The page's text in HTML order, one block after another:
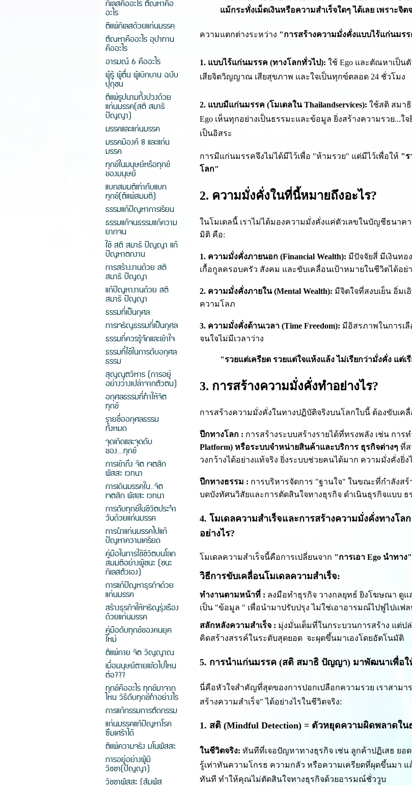
กิเลสคืออะไร ตัณหาคือ
อะไร
ตีแผ่กิเลสด้วยแก่นมรรค
ตัณหาคืออะไร อุปาทาน
คืออะไร
อารมณ์ 6 คืออะไร
ผู้รู้ ผู้ตื่น ผู้เบิกบาน ฉบับ
ปุถุชน
ตีแผ่รูปนามทั้งปวงด้วย
แก่นมรรค(สติ สมาธิ
ปัญญา)
มรรคและแก่นมรรค
มรรคมีองค์ 8 และแก่น
มรรค
ทุกข์ในมนุษย์หรือทุกข์
ของมนุษย์
แบกสมมติเท่ากับแบก
ทุกข์(ตีแผ่สมมติ)
ธรรมแก้ปัญหาการเรียน
ธรรมแก้จนธรรมแก้ความ
ยากจน
ใช้ สติ สมาธิ ปัญญา แก้
ปัญหาตกงาน
การสร้างงานด้วย สติ
สมาธิ ปัญญา
แก้ปัญหางานด้วย สติ
สมาธิ ปัญญา
ธรรมที่เป็นกุศล
การเจริญธรรมที่เป็นกุศล
ธรรมที่ควรรู้จักและเข้าใจ
ธรรมที่ใช้ในการดับอกุศล
ธรรม
สุญญตวิหาร (การอยู่
อย่างว่างเปล่าจากตัวตน)
อกุศลธรรมที่ทำให้จิต
ทุกข์
รายชื่ออกุศลธรรม
ทั้งหมด
จุดเกิดและจุดดับ
ของ...ทุกข์
การเข้าถึง จิต เจตสิก
ผัสสะ เวทนา
การเดินมรรคใน..จิต
เจตสิก ผัสสะ เวทนา
การดับทุกข์ในชีวิตประจำ
วันด้วยแก่นมรรค
การนำแก่นมรรคไปแก้
ปัญหาความเครียด
คู่มือในการใช้ชีวิตบนโลก
สมมติอย่างผู้ชนะ (ชนะ
กิเลสตัวเอง)
การแก้ปัญหาธุรกิจด้วย
แก่นมรรค
สร้างธุรกิจให้เจริญรุ่งเรือง
ด้วยแก่นมรรค
คู่มือดับทุกข์ของคนยุค
ใหม่
ตีแผ่กาย จิต วิญญาณ
เมื่อมนุษย์ตายแล้วไปไหน
ต่อ???
ทุกข์คืออะไร ทุกข์มาจาก
ไหน วิธีดับทุกข์ทำอย่างไร
การแก้กรรมการตัดกรรม
แก่นมรรคแก้ปัญหาโรค
ซึมเศร้าได้
ตีแผ่ความจริง มโนผัสสะ
การอยู่อย่างผู้มี
วิชชา(ปัญญา)
วิชชาผัสสะ (สัมผัส
แม้กระทั่งเม็ดเงินหรือความสำเร็จใดๆ ได้เลย เพราะจิ
ความแตกต่างระหว่าง "การสร้างความมั่งคั่งแบบไร้แก่นมร
1. แบบไร้แก่นมรรค (ทางโลกทั่วไป): ใช้ Ego และตัณหาเป็น
เสียจิตวิญญาณ เสียสุขภาพ และใจเป็นทุกข์ตลอด 24 ชั่วโมง
2. แบบมีแก่นมรรค (โมเดลใน Thailandservices): ใช้สติ สมา
Ego เห็นทุกอย่างเป็นธรรมะและข้อมูล ยิ่งสร้างความรวย...ใจ
เป็นอิสระ
การมีแก่นมรรคจึงไม่ได้มีไว้เพื่อ "ห้ามรวย" แต่มีไว้เพื่อให้ "ร
โลก"
2. ความมั่งคั่งในที่นี้หมายถึงอะไร?
ในโมเดลนี้ เราไม่ได้มองความมั่งคั่งแค่ตัวเลขในบัญชีธนาค
มิติ คือ:
1. ความมั่งคั่งภายนอก (Financial Wealth): มีปัจจัยสี่ มีเงินท
เกื้อกูลครอบครัว สังคม และขับเคลื่อนเป้าหมายในชีวิตได้อย่
2. ความมั่งคั่งภายใน (Mental Wealth): มีจิตใจที่สงบเย็น อิ่ม
ความโลภ
3. ความมั่งคั่งด้านเวลา (Time Freedom): มีอิสรภาพในการเ
จนใจไม่มีเวลาว่าง
"รวยแต่เครียด รวยแต่ใจแห้งแล้ง ไม่เรียกว่ามั่งคั่ง แต่
3. การสร้างความมั่งคั่งทำอย่างไร?
การสร้างความมั่งคั่งในทางปฏิบัติจริงบนโลกใบนี้ ต้องขับเ
ปีกทางโลก : การสร้างระบบสร้างรายได้ที่ทรงพลัง เช่น การ
Platform) หรือระบบจำหน่ายสินค้าและบริการ ธุรกิจต่างๆ ที่ส
วงกว้างได้อย่างแท้จริง ยิ่งระบบช่วยคนได้มาก ความมั่งคั่งยิ่
ปีกทางธรรม : การบริหารจัดการ "ฐานใจ" ในขณะที่กำลังส
บดบังทัศนวิสัยและการตัดสินใจทางธุรกิจ ดำเนินธุรกิจแบบ ธ
4. โมเดลความสำเร็จและการสร้างความมั่งคั่งทางโล
อย่างไร?
โมเดลความสำเร็จนี้คือการเปลี่ยนจาก "การเอา Ego นำทาง"
วิธีการขับเคลื่อนโมเดลความสำเร็จ:
ทำงานตามหน้าที่ : ลงมือทำธุรกิจ วางกลยุทธ์ ยิงโฆษณา ดู
เป็น "ข้อมูล " เพื่อนำมาปรับปรุง ไม่ใช่เอาอารมณ์ไปฟูไปแฟล
สลักหลังความสำเร็จ : มุ่งมั่นเต็มที่ในกระบวนการสร้าง แต่ป
คิดสร้างสรรค์ในระดับสุดยอด จะผุดขึ้นมาเองโดยอัตโนมัติ
5. การนำแก่นมรรค (สติ สมาธิ ปัญญา) มาพัฒนาเพื่อใ
นี่คือหัวใจสำคัญที่สุดของการปอกเปลือกความรวย เราสาม
สร้างความสำเร็จ" ได้อย่างไรในชีวิตจริง:
1. สติ (Mindful Detection) = ตัวหยุดความผิดพลาดใน
ในชีวิตจริง: ทันทีที่เจอปัญหาทางธุรกิจ เช่น ลูกค้าปฏิเสธ ยอ
รู้เท่าทันความโกรธ ความกลัว หรือความเครียดที่ผุดขึ้นมา แ
ทันที ทำให้คุณไม่ตัดสินใจทางธุรกิจด้วยอารมณ์ชั่ววูบ